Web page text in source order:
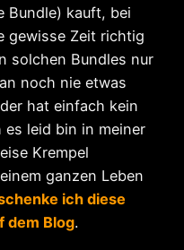
Bundle) kauft, bei
gewisse Zeit richtig
solchen Bundles nur
noch nie etwas
hat einfach kein
es leid bin in meiner
Krempel
ganzen Leben
ich diese
dem Blog.